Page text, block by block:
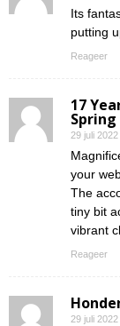
Its
putting
Reageer
17
Spring
29 juli
your
The
tiny bit
vibrant
Reageer
29 juli